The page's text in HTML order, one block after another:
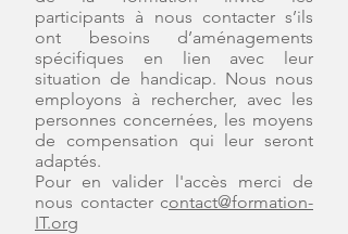
participants à nous contacter s’ils
ont besoins d’aménagements
spécifiques en lien avec leur
situation de handicap. Nous nous
employons à rechercher, avec les
personnes concernées, les moyens
de compensation qui leur seront
adaptés.
Pour en valider l'accès merci de
nous contacter contact@formation-
IT.org